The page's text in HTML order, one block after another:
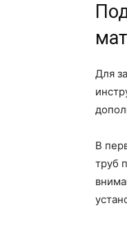
Для
В
труб